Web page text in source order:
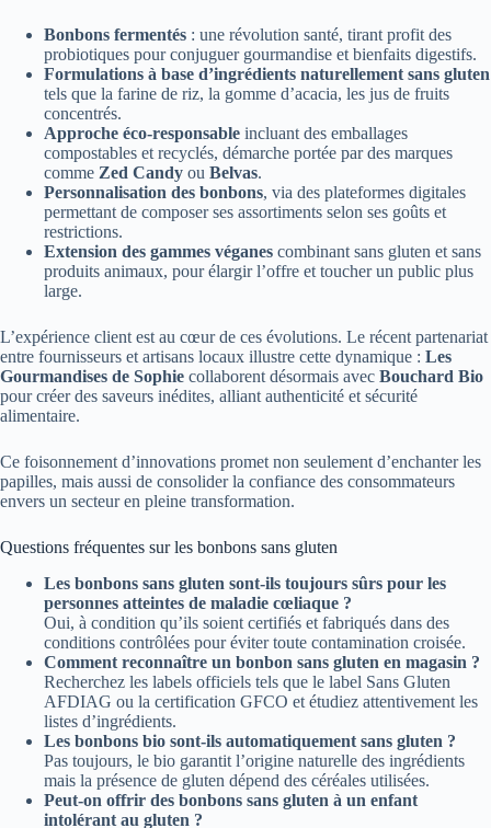
Bonbons fermentés : une révolution santé, tirant profit des
probiotiques pour conjuguer gourmandise et bienfaits digestifs.
Formulations à base d’ingrédients naturellement sans gluten
tels que la farine de riz, la gomme d’acacia, les jus de fruits
concentrés.
Approche éco-responsable incluant des emballages
compostables et recyclés, démarche portée par des marques
comme Zed Candy ou Belvas.
Personnalisation des bonbons, via des plateformes digitales
permettant de composer ses assortiments selon ses goûts et
restrictions.
Extension des gammes véganes combinant sans gluten et sans
produits animaux, pour élargir l’offre et toucher un public plus
large.
L’expérience client est au cœur de ces évolutions. Le récent partenariat
entre fournisseurs et artisans locaux illustre cette dynamique : Les
Gourmandises de Sophie collaborent désormais avec Bouchard Bio
pour créer des saveurs inédites, alliant authenticité et sécurité
alimentaire.
Ce foisonnement d’innovations promet non seulement d’enchanter les
papilles, mais aussi de consolider la confiance des consommateurs
envers un secteur en pleine transformation.
Questions fréquentes sur les bonbons sans gluten
Les bonbons sans gluten sont-ils toujours sûrs pour les
personnes atteintes de maladie cœliaque ?
Oui, à condition qu’ils soient certifiés et fabriqués dans des
conditions contrôlées pour éviter toute contamination croisée.
Comment reconnaître un bonbon sans gluten en magasin ?
Recherchez les labels officiels tels que le label Sans Gluten
AFDIAG ou la certification GFCO et étudiez attentivement les
listes d’ingrédients.
Les bonbons bio sont-ils automatiquement sans gluten ?
Pas toujours, le bio garantit l’origine naturelle des ingrédients
mais la présence de gluten dépend des céréales utilisées.
Peut-on offrir des bonbons sans gluten à un enfant
intolérant au gluten ?